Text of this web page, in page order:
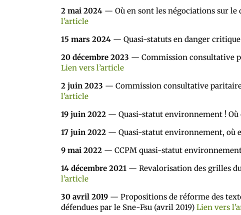
2 mai 2024 — Où en sont les négociations sur
l’article
15 mars 2024 — Quasi-statuts en danger
20 décembre 2023 — Commission consultative
Lien vers l’article
2 juin 2023 — Commission consultative
l’article
19 juin 2022 — Quasi-statut environnement ! Où
17 juin 2022 — Quasi-statut environnement, où
9 mai 2022 — CCPM quasi-statut
14 décembre 2021 — Revalorisation des grilles
l’article
30 avril 2019 — Propositions de réforme des
défendues par le Sne-Fsu (avril 2019) Lien vers